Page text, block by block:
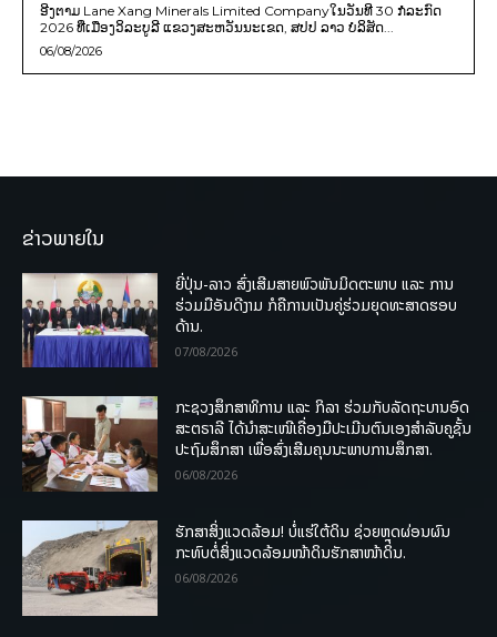
ອີງຕາມ Lane Xang Minerals Limited Companyໃນວັນທີ 30 ກໍລະກົດ
2026 ທີ່ເມືອງວິລະບູລີ ແຂວງສະຫວັນນະເຂດ, ສປປ ລາວ ບໍລິສັດ...
06/08/2026
ຂ່າວພາຍໃນ
ຍີ່ປຸ່ນ-ລາວ ສົ່ງເສີມສາຍພົວພັນມິດຕະພາບ ແລະ ການ
ຮ່ວມມືອັນດີງາມ ກໍຄືການເປັນຄູ່ຮ່ວມຍຸດທະສາດຮອບ
ດ້ານ.
07/08/2026
ກະຊວງສຶກສາທິການ ແລະ ກິລາ ຮ່ວມກັບລັດຖະບານອົດ
ສະຕຣາລີ ໄດ້ນຳສະເໜີເຄື່ອງມືປະເມີນຕົນເອງສຳລັບຄູຊັ້ນ
ປະຖົມສຶກສາ ເພື່ອສົ່ງເສີມຄຸນນະພາບການສຶກສາ.
06/08/2026
ຮັກສາສິ່ງແວດລ້ອມ! ບໍ່ແຮ່ໃຕ້ດິນ ຊ່ວຍຫຼຸດຜ່ອນຜົນ
ກະທົບຕໍ່ສິ່ງແວດລ້ອມໜ້າດິນຮັກສາໜ້າດິນ.
06/08/2026